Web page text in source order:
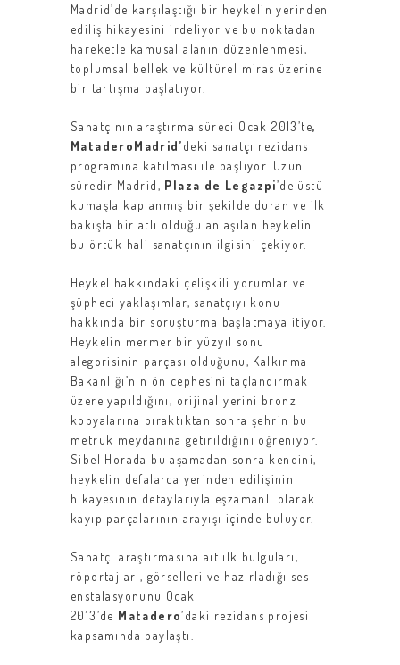
Madrid’de karşılaştığı bir heykelin yerinden
ediliş hikayesini irdeliyor ve bu noktadan
hareketle kamusal alanın düzenlenmesi,
toplumsal bellek ve kültürel miras üzerine
bir tartışma başlatıyor.
Sanatçının araştırma süreci Ocak 2013’te,
MataderoMadrid’deki sanatçı rezidans
programına katılması ile başlıyor. Uzun
süredir Madrid, Plaza de Legazpi’de üstü
kumaşla kaplanmış bir şekilde duran ve ilk
bakışta bir atlı olduğu anlaşılan heykelin
bu örtük hali sanatçının ilgisini çekiyor.
Heykel hakkındaki çelişkili yorumlar ve
şüpheci yaklaşımlar, sanatçıyı konu
hakkında bir soruşturma başlatmaya itiyor.
Heykelin mermer bir yüzyıl sonu
alegorisinin parçası olduğunu, Kalkınma
Bakanlığı’nın ön cephesini taçlandırmak
üzere yapıldığını, orijinal yerini bronz
kopyalarına bıraktıktan sonra şehrin bu
metruk meydanına getirildiğini öğreniyor.
Sibel Horada bu aşamadan sonra kendini,
heykelin defalarca yerinden edilişinin
hikayesinin detaylarıyla eşzamanlı olarak
kayıp parçalarının arayışı içinde buluyor.
Sanatçı araştırmasına ait ilk bulguları,
röportajları, görselleri ve hazırladığı ses
enstalasyonunu Ocak
2013’de Matadero’daki rezidans projesi
kapsamında paylaştı.